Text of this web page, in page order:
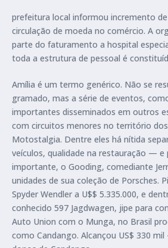
prefeitura local informou incremento
circulação de moeda no comércio. A
parte do faturamento a hospital
toda a estrutura de pessoal é
Amília é um termo genérico. Não se
gramado, mas a série de eventos,
importantes disseminados em outros
com circuitos menores no território
Motostalgia. Dentre eles há nítida
veículos, qualidade na restauração — e
importante, o Gooding, comediante
unidades de sua coleção de Porsches.
Spyder Wendler a U$$ 5.335.000, e
conhecido 597 Jagdwagen, jipe para
Auto Union com o Munga, no Brasil
como Candango. Alcançou US$ 330